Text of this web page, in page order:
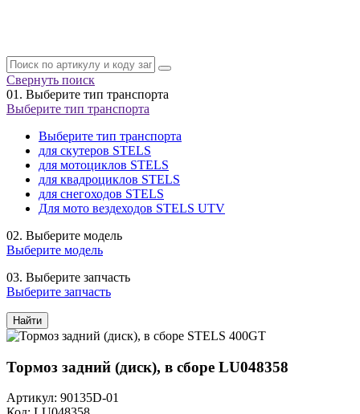
Свернуть поиск
01. Выберите тип транспорта
Выберите тип транспорта
Выберите тип транспорта
для скутеров STELS
для мотоциклов STELS
для квадроциклов STELS
для снегоходов STELS
Для мото вездеходов STELS UTV
02. Выберите модель
Выберите модель
03. Выберите запчасть
Выберите запчасть
Найти
Тормоз задний (диск), в сборе LU048358
Артикул: 90135D-01